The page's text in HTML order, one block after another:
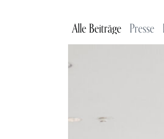
Presse
Alle Beiträge